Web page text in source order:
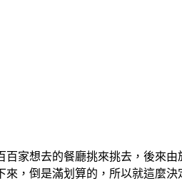
家想去的餐廳挑來挑去，後來由
來，倒是滿划算的，所以就這麼決